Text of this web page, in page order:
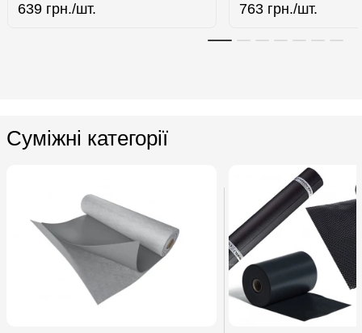
639 грн./шт. 763 грн./шт.
Суміжні категорії